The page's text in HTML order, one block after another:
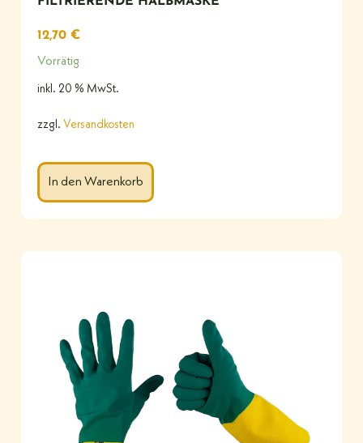
12,70 €
Vorrätig
inkl. 20 % MwSt.
zzgl. Versandkosten
In den Warenkorb